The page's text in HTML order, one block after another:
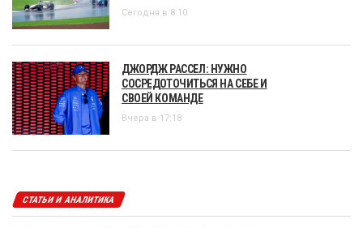
Сегодня в 8:10
ДЖОРДЖ РАССЕЛ: НУЖНО
СОСРЕДОТОЧИТЬСЯ НА СЕБЕ И
СВОЕЙ КОМАНДЕ
Вчера в 17:18
СТАТЬИ И АНАЛИТИКА